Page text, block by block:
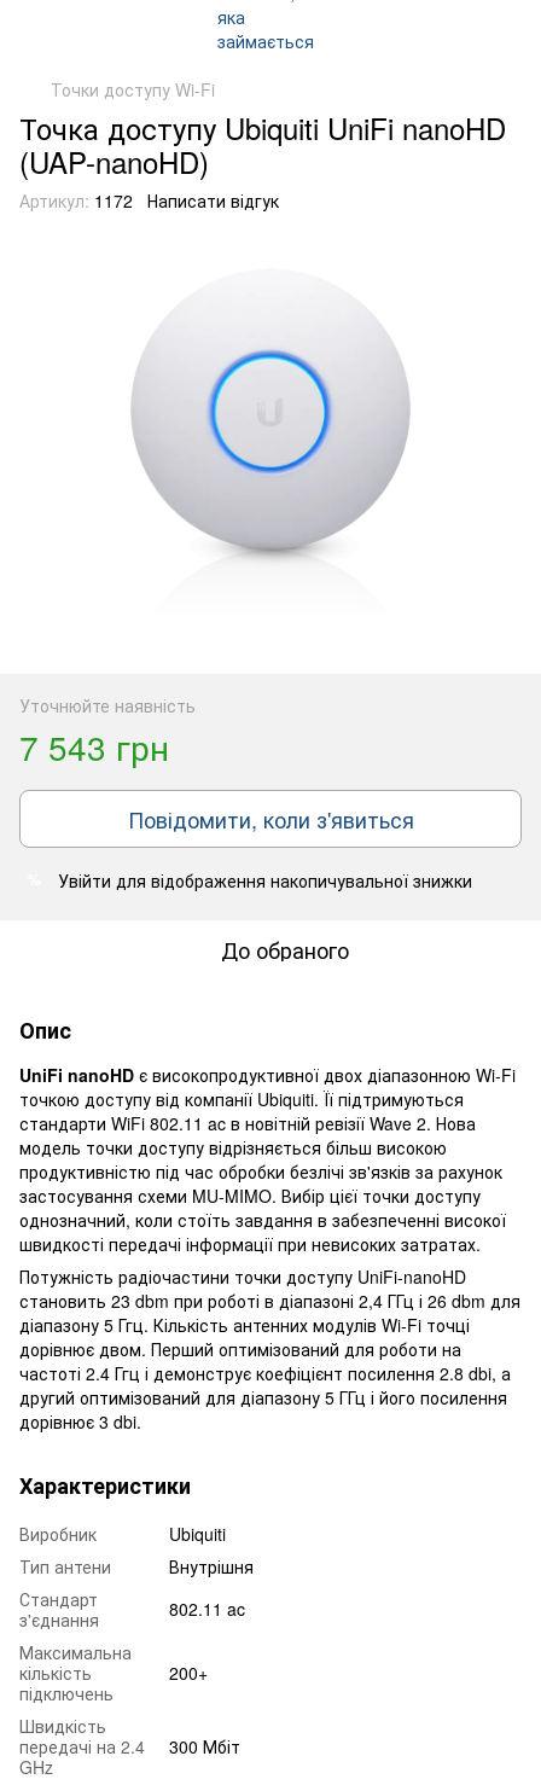
Точки доступу Wi-Fi
Точка доступу Ubiquiti UniFi nanoHD
(UAP-nanoHD)
Артикул: 1172 Написати відгук
Уточнюйте наявність
7 543 грн
Повідомити, коли з'явиться
Увійти для відображення накопичувальної знижки
До обраного
Опис
UniFi nanoHD є високопродуктивної двох діапазонною Wi-Fi
точкою доступу від компанії Ubiquiti. Її підтримуються
стандарти WiFi 802.11 ac в новітній ревізії Wave 2. Нова
модель точки доступу відрізняється більш високою
продуктивністю під час обробки безлічі зв'язків за рахунок
застосування схеми MU-MIMO. Вибір цієї точки доступу
однозначний, коли стоїть завдання в забезпеченні високої
швидкості передачі інформації при невисоких затратах.
Потужність радіочастини точки доступу UniFi-nanoHD
становить 23 dbm при роботі в діапазоні 2,4 ГГц і 26 dbm для
діапазону 5 Ггц. Кількість антенних модулів Wi-Fi точці
дорівнює двом. Перший оптимізований для роботи на
частоті 2.4 Ггц і демонструє коефіцієнт посилення 2.8 dbi, а
другий оптимізований для діапазону 5 ГГц і його посилення
дорівнює 3 dbi.
Характеристики
Виробник
Ubiquiti
Тип антени
Внутрішня
Стандарт
з'єднання
802.11 ac
Максимальна
кількість
підключень
200+
Швидкість
передачі на 2.4
GHz
300 Мбіт